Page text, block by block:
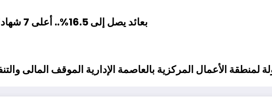
بعائد يصل إلى 16.5%.. أعلى 7 شهادات خماسية في البنوك المصرية عام 2024